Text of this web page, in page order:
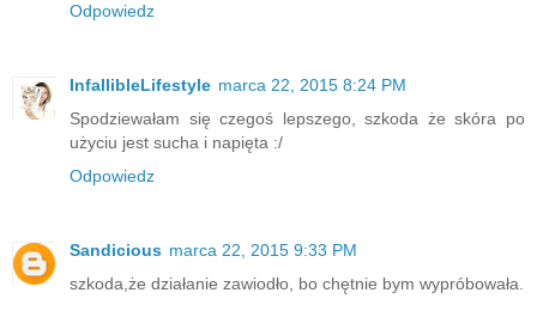
Odpowiedz
InfallibleLifestyle marca 22, 2015 8:24 PM
Spodziewałam się czegoś lepszego, szkoda że skóra po
użyciu jest sucha i napięta :/
Odpowiedz
Sandicious marca 22, 2015 9:33 PM
szkoda,że działanie zawiodło, bo chętnie bym wypróbowała.